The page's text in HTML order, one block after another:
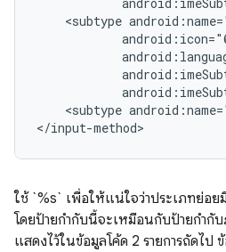
<subtype
<subtype
</input-method>
ใช้ `%s` เพื่อให้แน่ใจว่าประเภทย่อย
โดยป้ายกำกับนี้จะเหมือนกับป้ายกำกั
แสดงไว้ในข้อมูลโค้ด 2 รายการถัดไ